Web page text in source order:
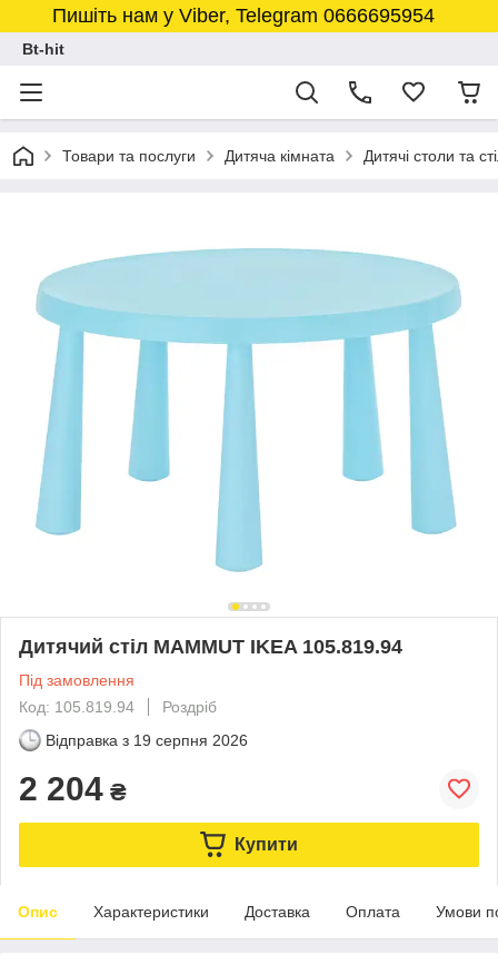
Пишіть нам у Viber, Telegram 0666695954
Bt-hit
Товари та послуги Дитяча кімната Дитячі столи та
Дитячий стіл MAMMUT IKEA 105.819.94
Під замовлення
Код: 105.819.94
Роздріб
Відправка з 19 серпня 2026
2 204 ₴
Купити
Опис Характеристики Доставка Оплата Умови